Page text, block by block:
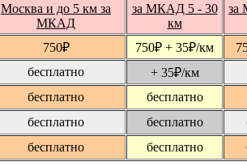
Москва и до 5 км за
МКАД
за МКАД 5 - 30
км
за
750₽ 750₽ + 35₽/км
бесплатно + 35₽/км
бесплатно
бесплатно
бесплатно бесплатно
бесплатно бесплатно